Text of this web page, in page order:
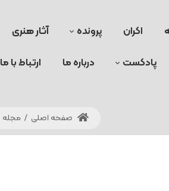
اکران پرونده آثار هنری
پادکست درباره ما ارتباط با ما
صفحه اصلی / مجله